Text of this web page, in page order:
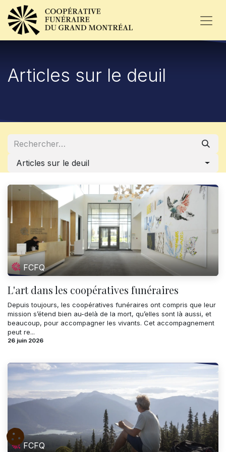
Articles sur le deuil
Articles sur le deuil
FCFQ
L'art dans les coopératives funéraires
Depuis toujours, les coopératives funéraires ont compris que leur
mission s’étend bien au-delà de la mort, qu’elles sont là aussi, et
beaucoup, pour accompagner les vivants. Cet accompagnement
peut re...
26 juin 2026
FCFQ